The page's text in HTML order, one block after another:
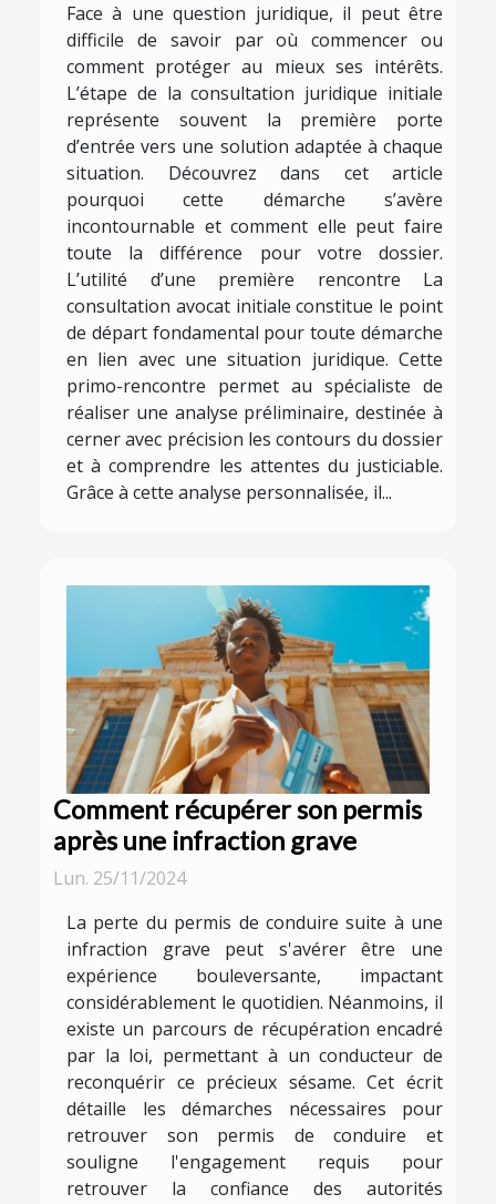
Face à une question juridique, il peut être
difficile de savoir par où commencer ou
comment protéger au mieux ses intérêts.
L’étape de la consultation juridique initiale
représente souvent la première porte
d’entrée vers une solution adaptée à chaque
situation. Découvrez dans cet article
pourquoi cette démarche s’avère
incontournable et comment elle peut faire
toute la différence pour votre dossier.
L’utilité d’une première rencontre La
consultation avocat initiale constitue le point
de départ fondamental pour toute démarche
en lien avec une situation juridique. Cette
primo-rencontre permet au spécialiste de
réaliser une analyse préliminaire, destinée à
cerner avec précision les contours du dossier
et à comprendre les attentes du justiciable.
Grâce à cette analyse personnalisée, il...
Comment récupérer son permis
après une infraction grave
Lun. 25/11/2024
La perte du permis de conduire suite à une
infraction grave peut s'avérer être une
expérience bouleversante, impactant
considérablement le quotidien. Néanmoins, il
existe un parcours de récupération encadré
par la loi, permettant à un conducteur de
reconquérir ce précieux sésame. Cet écrit
détaille les démarches nécessaires pour
retrouver son permis de conduire et
souligne l'engagement requis pour
retrouver la confiance des autorités